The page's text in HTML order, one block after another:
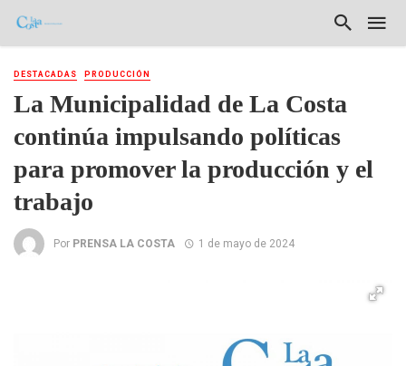
DESTACADAS PRODUCCIÓN
La Municipalidad de La Costa
continúa impulsando políticas
para promover la producción y el
trabajo
Por PRENSA LA COSTA 1 de mayo de 2024